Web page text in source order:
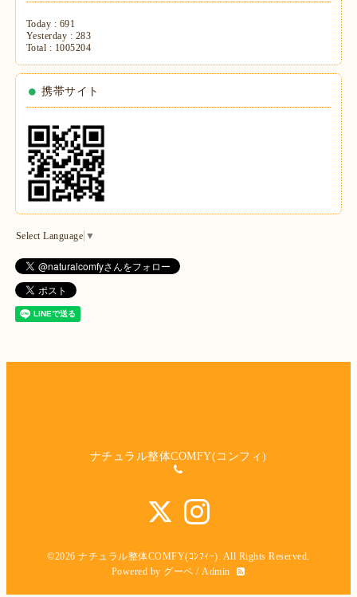
Today : 691
Yesterday : 283
Total : 1005204
携帯サイト
Select Language ▼
ナチュラル整体COMFY(コンフィ)
©2026ナチュラル整体COMFY(ｺﾝﾌｨｰ) . All Rights Reserved.
Powered by グーペ / Admin